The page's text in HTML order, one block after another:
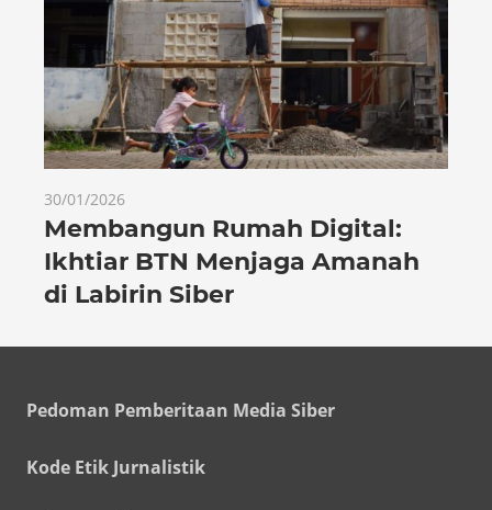
30/01/2026
Membangun Rumah Digital:
Ikhtiar BTN Menjaga Amanah
di Labirin Siber
Pedoman Pemberitaan Media Siber
Kode Etik Jurnalistik